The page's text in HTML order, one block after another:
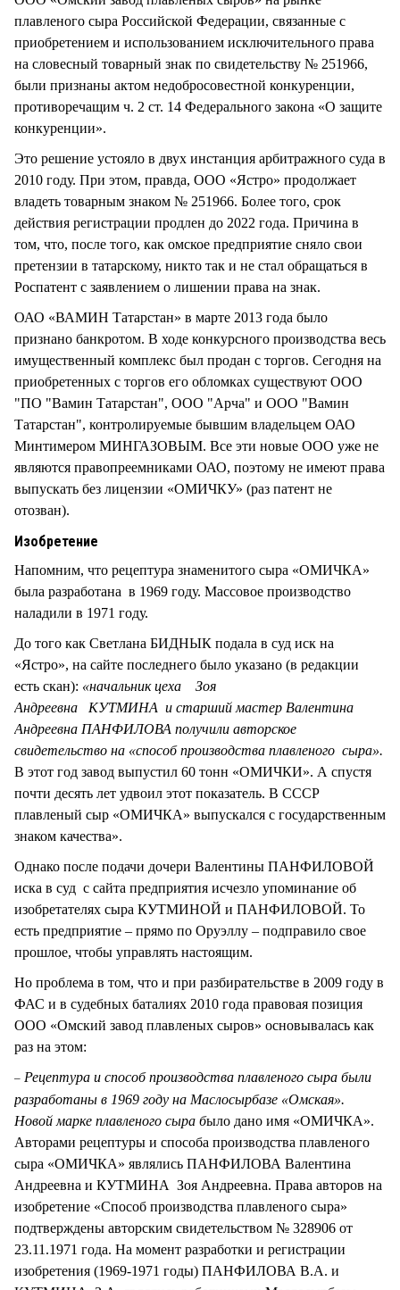
плавленого сыра Российской Федерации, связанные с
приобретением и использованием исключительного права
на словесный товарный знак по свидетельству № 251966,
были признаны актом недобросовестной конкуренции,
противоречащим ч. 2 ст. 14 Федерального закона «О защите
конкуренции».
Это решение устояло в двух инстанция арбитражного суда в
2010 году. При этом, правда, ООО «Ястро» продолжает
владеть товарным знаком № 251966. Более того, срок
действия регистрации продлен до 2022 года. Причина в
том, что, после того, как омское предприятие сняло свои
претензии в татарскому, никто так и не стал обращаться в
Роспатент с заявлением о лишении права на знак.
ОАО «ВАМИН Татарстан» в марте 2013 года было
признано банкротом. В ходе конкурсного производства весь
имущественный комплекс был продан с торгов. Сегодня на
приобретенных с торгов его обломках существуют ООО
"ПО "Вамин Татарстан", ООО "Арча" и ООО "Вамин
Татарстан", контролируемые бывшим владельцем ОАО
Минтимером МИНГАЗОВЫМ. Все эти новые ООО уже не
являются правопреемниками ОАО, поэтому не имеют права
выпускать без лицензии «ОМИЧКУ» (раз патент не
отозван).
Изобретение
Напомним, что рецептура знаменитого сыра «ОМИЧКА»
была разработана в 1969 году. Массовое производство
наладили в 1971 году.
До того как Светлана БИДНЫК подала в суд иск на
«Ястро», на сайте последнего было указано (в редакции
есть скан): «начальник цеха Зоя
Андреевна КУТМИНА и старший мастер Валентина
Андреевна ПАНФИЛОВА получили авторское
свидетельство на «способ производства плавленого сыра».
В этот год завод выпустил 60 тонн «ОМИЧКИ». А спустя
почти десять лет удвоил этот показатель. В СССР
плавленый сыр «ОМИЧКА» выпускался с государственным
знаком качества».
Однако после подачи дочери Валентины ПАНФИЛОВОЙ
иска в суд с сайта предприятия исчезло упоминание об
изобретателях сыра КУТМИНОЙ и ПАНФИЛОВОЙ. То
есть предприятие – прямо по Оруэллу – подправило свое
прошлое, чтобы управлять настоящим.
Но проблема в том, что и при разбирательстве в 2009 году в
ФАС и в судебных баталиях 2010 года правовая позиция
ООО «Омский завод плавленых сыров» основывалась как
раз на этом:
– Рецептура и способ производства плавленого сыра были
разработаны в 1969 году на Маслосырбазе «Омская».
Новой марке плавленого сыра было дано имя «ОМИЧКА».
Авторами рецептуры и способа производства плавленого
сыра «ОМИЧКА» являлись ПАНФИЛОВА Валентина
Андреевна и КУТМИНА Зоя Андреевна. Права авторов на
изобретение «Способ производства плавленого сыра»
подтверждены авторским свидетельством № 328906 от
23.11.1971 года. На момент разработки и регистрации
изобретения (1969-1971 годы) ПАНФИЛОВА В.А. и